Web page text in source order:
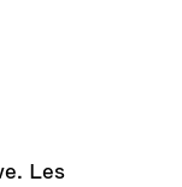
Les